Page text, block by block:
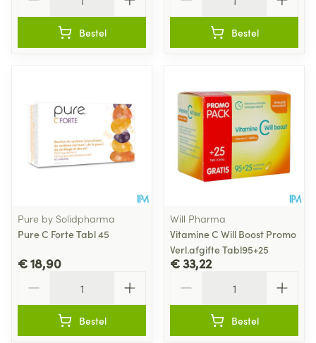
Bestel Bestel
Pure by Solidpharma
Pure C Forte Tabl 45
€ 18,90
Bestel
Will Pharma
Vitamine C Will Boost Promo
Verl.afgifte Tabl95+25
€ 33,22
Bestel